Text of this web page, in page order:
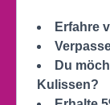
Erfahre
Du
Kulissen?